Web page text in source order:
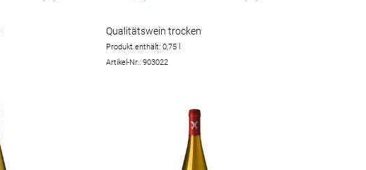
Qualitätswein trocken
Produkt enthält: 0,75
Artikel-Nr.: 903022